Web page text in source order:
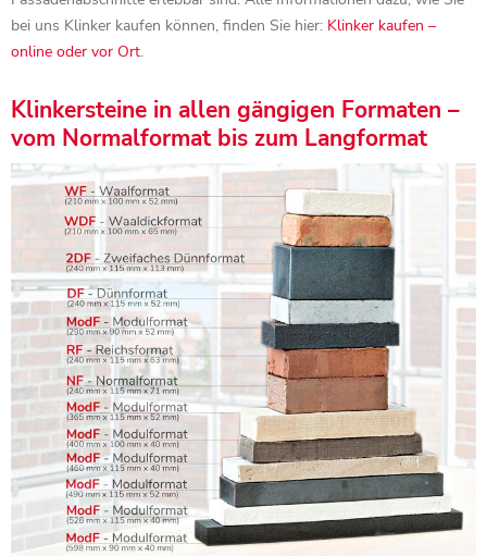
bei uns Klinker kaufen können, finden Sie hier: Klinker kaufen –
online oder vor Ort.
Klinkersteine in allen gängigen Formaten –
vom Normalformat bis zum Langformat